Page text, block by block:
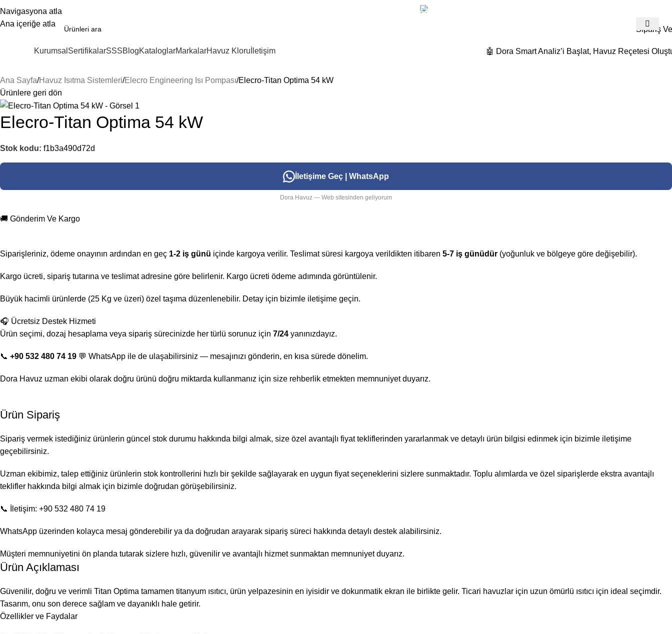
Navigasyona atla
Ana içeriğe atla
Sipariş
Kurumsal SertifikalarSSSBlogKataloglarMarkalarHavuz Kloru İletişim 🤖 Dora Smart Analiz’i Başlat, Havuz Reçetesi
Ana Sayfa Havuz Isıtma Sistemleri Elecro Engineering Isı Pompası Elecro-Titan Optima 54 kW
Ürünlere geri dön
Elecro-Titan Optima 54 kW
Stok kodu: f1b3a490d72d
İletişime Geç | WhatsApp
Dora Havuz — Web sitesinden geliyorum
🚚 Gönderim Ve Kargo
Siparişleriniz, ödeme onayının ardından en geç 1-2 iş günü içinde kargoya verilir. Teslimat süresi kargoya verildikten itibaren 5-7 iş günüdür (yoğunluk ve bölgeye göre değişebilir).
Kargo ücreti, sipariş tutarına ve teslimat adresine göre belirlenir. Kargo ücreti ödeme adımında görüntülenir.
Büyük hacimli ürünlerde (25 Kg ve üzeri) özel taşıma düzenlenebilir. Detay için bizimle iletişime geçin.
🎧 Ücretsiz Destek Hizmeti
Ürün seçimi, dozaj hesaplama veya sipariş sürecinizde her türlü sorunuz için 7/24 yanınızdayız.
📞 +90 532 480 74 19 💬 WhatsApp ile de ulaşabilirsiniz — mesajınızı gönderin, en kısa sürede dönelim.
Dora Havuz uzman ekibi olarak doğru ürünü doğru miktarda kullanmanız için size rehberlik etmekten memnuniyet duyarız.
Ürün Sipariş
Sipariş vermek istediğiniz ürünlerin güncel stok durumu hakkında bilgi almak, size özel avantajlı fiyat tekliflerinden yararlanmak ve detaylı ürün bilgisi edinmek için bizimle iletişime
geçebilirsiniz.
Uzman ekibimiz, talep ettiğiniz ürünlerin stok kontrollerini hızlı bir şekilde sağlayarak en uygun fiyat seçeneklerini sizlere sunmaktadır. Toplu alımlarda ve özel siparişlerde ekstra avantajlı
teklifler hakkında bilgi almak için bizimle doğrudan görüşebilirsiniz.
📞 İletişim: +90 532 480 74 19
WhatsApp üzerinden kolayca mesaj gönderebilir ya da doğrudan arayarak sipariş süreci hakkında detaylı destek alabilirsiniz.
Müşteri memnuniyetini ön planda tutarak sizlere hızlı, güvenilir ve avantajlı hizmet sunmaktan memnuniyet duyarız.
Ürün Açıklaması
Güvenilir, doğru ve verimli Titan Optima tamamen titanyum ısıtıcı, ürün yelpazesinin en iyisidir ve dokunmatik ekran ile birlikte gelir. Ticari havuzlar için uzun ömürlü ısıtıcı için ideal seçimdir.
Tasarım, onu son derece sağlam ve dayanıklı hale getirir.
Özellikler ve Faydalar